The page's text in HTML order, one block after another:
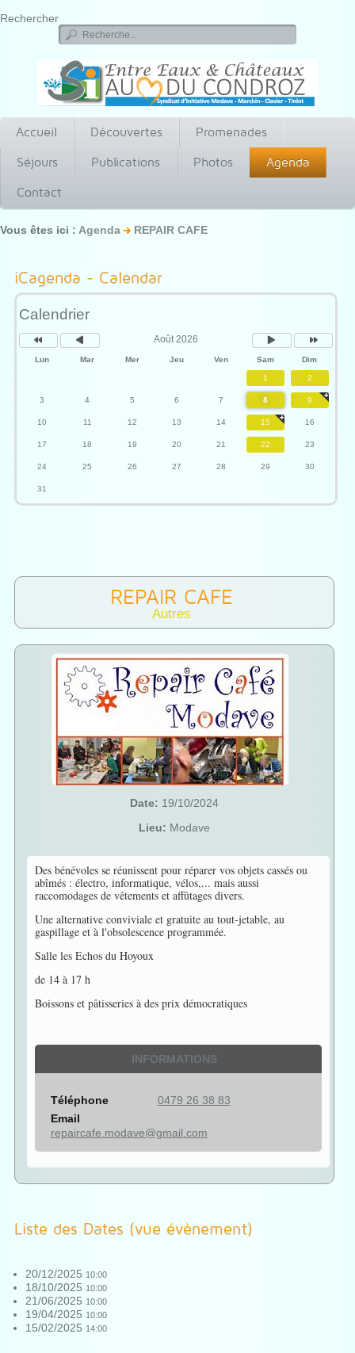
Rechercher
Accueil Découvertes
Promenades
Séjours
Publications Photos
Agenda
Contact
Vous êtes ici : Agenda REPAIR CAFE
iCagenda - Calendar
Calendrier
précédente précédent
Août 2026
Lun Mar Mer Jeu Ven Sam Dim
1 2
3 4 5 6 7 8 9
10 11 12 13 14 15 16
17 18 19 20 21 22 23
24 25 26 27 28 29 30
31
REPAIR CAFE
Autres
Date: 19/10/2024
Lieu: Modave
Des bénévoles se réunissent pour réparer vos objets cassés ou
abîmés : électro, informatique, vélos,... mais aussi
raccomodages de vêtements et affûtages divers.
Une alternative conviviale et gratuite au tout-jetable, au
gaspillage et à l'obsolescence programmée.
Salle les Echos du Hoyoux
de 14 à 17 h
Boissons et pâtisseries à des prix démocratiques
INFORMATIONS
Téléphone
0479 26 38 83
Email
repaircafe.modave@gmail.com
Liste des Dates (vue évènement)
20/12/2025 10:00
18/10/2025 10:00
21/06/2025 10:00
19/04/2025 10:00
15/02/2025 14:00